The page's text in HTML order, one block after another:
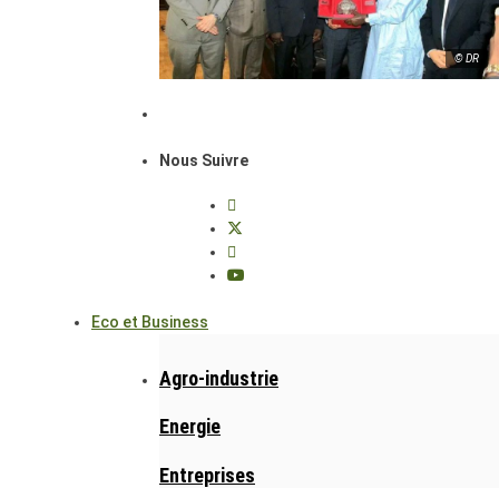
© DR
Nous Suivre
Eco et Business
Agro-industrie
Energie
Entreprises